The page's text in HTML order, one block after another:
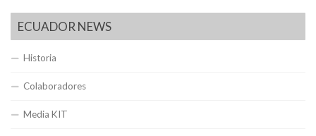
ECUADOR NEWS
Historia
Colaboradores
Media KIT